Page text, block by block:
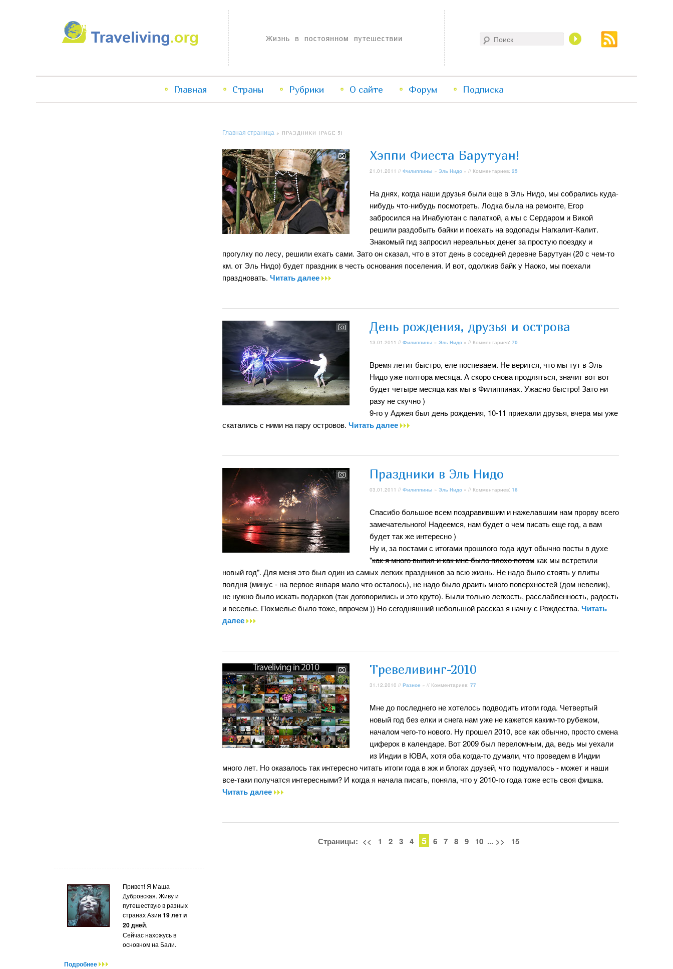
Traveliving
Жизнь в постоянном путешествии
Перейти
содержимому
Перейти
содержимому
Главная Страны Рубрики О сайте Форум Подписка
Главная страница » ПРАЗДНИКИ (PAGE 5)
Хэппи Фиеста Барутуан!
21.01.2011 // Филиппины » Эль Нидо » // Комментариев: 25
На днях, когда наши друзья были еще в Эль Нидо, мы собрались куда-
нибудь что-нибудь посмотреть. Лодка была на ремонте, Егор
забросился на Инабуютан с палаткой, а мы с Сердаром и Викой
решили раздобыть байки и поехать на водопады Нагкалит-Калит.
Знакомый гид запросил нереальных денег за простую поездку и
прогулку по лесу, решили ехать сами. Зато он сказал, что в этот день в соседней деревне Барутуан (20 с чем-то
км. от Эль Нидо) будет праздник в честь основания поселения. И вот, одолжив байк у Наоко, мы поехали
праздновать. Читать далее
День рождения, друзья и острова
13.01.2011 // Филиппины » Эль Нидо » // Комментариев: 70
Время летит быстро, еле поспеваем. Не верится, что мы тут в Эль
Нидо уже полтора месяца. А скоро снова продляться, значит вот вот
будет четыре месяца как мы в Филиппинах. Ужасно быстро! Зато ни
разу не скучно )
9-го у Аджея был день рождения, 10-11 приехали друзья, вчера мы уже
скатались с ними на пару островов. Читать далее
Праздники в Эль Нидо
03.01.2011 // Филиппины » Эль Нидо » // Комментариев: 18
Спасибо большое всем поздравившим и нажелавшим нам прорву всего
замечательного! Надеемся, нам будет о чем писать еще год, а вам
будет так же интересно )
Ну и, за постами с итогами прошлого года идут обычно посты в духе
"как я много выпил и как мне было плохо потом как мы встретили
новый год". Для меня это был один из самых легких праздников за всю жизнь. Не надо было стоять у плиты
полдня (минус - на первое января мало что осталось), не надо было драить много поверхностей (дом невелик),
не нужно было искать подарков (так договорились и это круто). Были только легкость, расслабленность, радость
и веселье. Похмелье было тоже, впрочем )) Но сегодняшний небольшой рассказ я начну с Рождества. Читать
далее
Тревеливинг-2010
31.12.2010 // Разное » // Комментариев: 77
Мне до последнего не хотелось подводить итоги года. Четвертый
новый год без елки и снега нам уже не кажется каким-то рубежом,
началом чего-то нового. Ну прошел 2010, все как обычно, просто смена
циферок в календаре. Вот 2009 был переломным, да, ведь мы уехали
из Индии в ЮВА, хотя оба когда-то думали, что проведем в Индии
много лет. Но оказалось так интересно читать итоги года в жж и блогах друзей, что подумалось - может и наши
все-таки получатся интересными? И когда я начала писать, поняла, что у 2010-го года тоже есть своя фишка.
Читать далее
Страницы: << 1 2 3 4 5 6 7 8 9 10 ... >> 15
Привет! Я Маша
Дубровская. Живу и
путешествую в разных
странах Азии 19 лет и
20 дней.
Сейчас нахожусь в
основном на Бали.
Подробнее